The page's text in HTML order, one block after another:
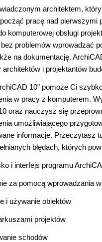
architektem,
pracę nad pierwszymi
komputerowej obsługi
problemów wprowadzać
na dokumentację.
architektów i projektantów
10" pomoże Ci
w pracy z komputerem.
oraz nauczysz się
umożliwiającego
informacje. Przeczytasz
błędach, których
i interfejs programu
za pomocą wprowadzania
i używanie obiektów
projektów
schodów